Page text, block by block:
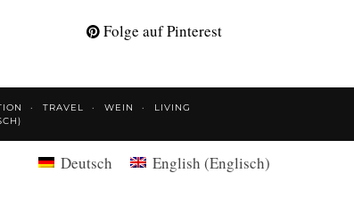
Folge auf Pinterest
TRAVEL WEIN
LIVING
)
Deutsch English (Englisch)